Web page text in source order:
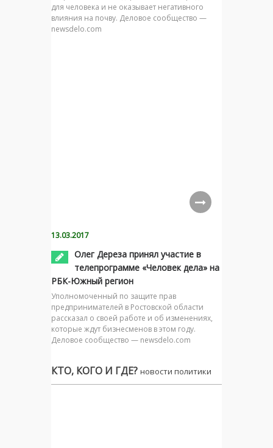
для человека и не оказывает негативного
влияния на почву. Деловое сообщество —
newsdelo.com
13.03.2017
Олег Дереза принял участие в
телепрограмме «Человек дела» на
РБК-Южный регион
Уполномоченный по защите прав
предпринимателей в Ростовской области
рассказал о своей работе и об изменениях,
которые ждут бизнесменов в этом году.
Деловое сообщество — newsdelo.com
КТО, КОГО И ГДЕ? новости политики